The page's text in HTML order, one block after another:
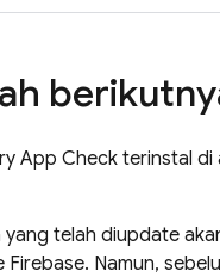
App Check terinstal
yang telah diupdate
Firebase. Namun,